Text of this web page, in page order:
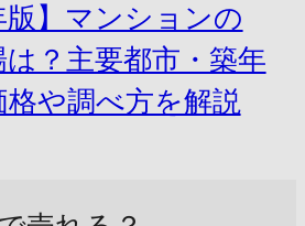
版】マンションの
は？主要都市・築年
格や調べ方を解説